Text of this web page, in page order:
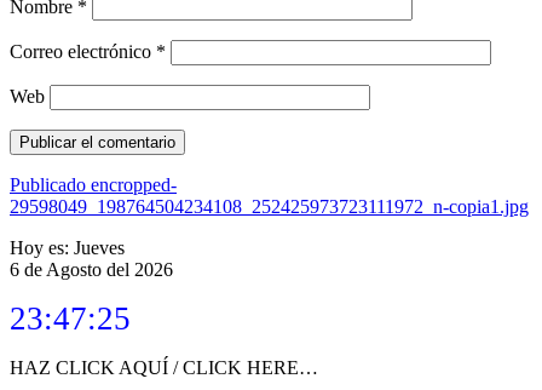
Nombre *
Correo electrónico *
Web
Navegación
de
entradas
Publicado encropped-
29598049_198764504234108_252425973723111972_n-copia1.jpg
Hoy es: Jueves
6 de Agosto del 2026
23:47:25
HAZ CLICK AQUÍ / CLICK HERE…